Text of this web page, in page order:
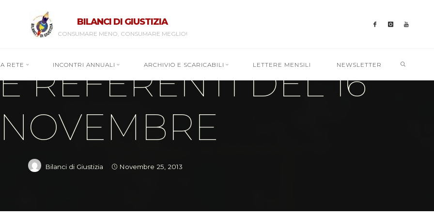
BILANCI DI GIUSTIZIA
CONSUMARE MENO, CONSUMARE MEGLIO!
RETE INCONTRI ANNUALI ARCHIVIO E SCARICABILI LETTERE MENSILI NEWSLETTER
REFERENTI DEL 16
NOVEMBRE
Bilanci di Giustizia Novembre 25, 2013